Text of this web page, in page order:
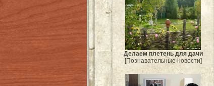
Делаем плетень для дачи
[Познавательные новости]